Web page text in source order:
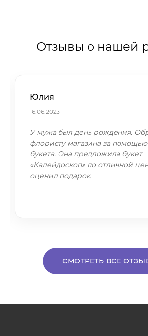
Отзывы о нашей
Юлия
16.06.2023
У мужа был день рождения.
флористу магазина за
букета. Она предложила букет
«Калейдоскоп» по отличной
оценил подарок.
СМОТРЕТЬ ВСЕ